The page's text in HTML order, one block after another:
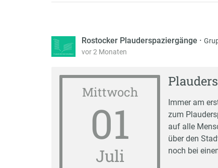
Rostocker Plauderspaziergänge ·
vor 2 Monaten
Mittwoch
01
Juli
Immer am
zum
auf alle
über den
noch bei